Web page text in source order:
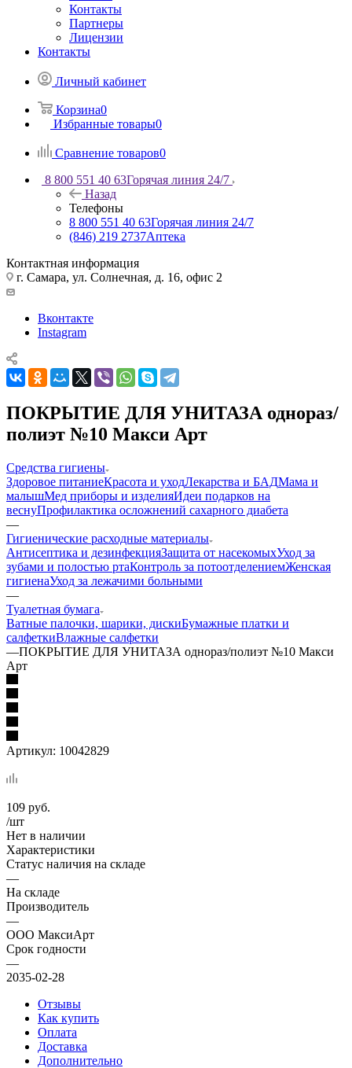
Контакты
Партнеры
Лицензии
Контакты
Личный кабинет
Корзина0
Избранные товары0
Сравнение товаров0
8 800 551 40 63Горячая линия 24/7
Назад
Телефоны
8 800 551 40 63Горячая линия 24/7
(846) 219 2737Аптека
Контактная информация
г. Самара, ул. Солнечная, д. 16, офис 2
Вконтакте
Instagram
ПОКРЫТИЕ ДЛЯ УНИТАЗА однораз/
полиэт №10 Макси Арт
Средства гигиены
Здоровое питаниеКрасота и уходЛекарства и БАДМама и
малышМед приборы и изделияИдеи подарков на
веснуПрофилактика осложнений сахарного диабета
—
Гигиенические расходные материалы
Антисептика и дезинфекцияЗащита от насекомыхУход за
зубами и полостью ртаКонтроль за потоотделениемЖенская
гигиенаУход за лежачими больными
—
Туалетная бумага
Ватные палочки, шарики, дискиБумажные платки и
салфеткиВлажные салфетки
—ПОКРЫТИЕ ДЛЯ УНИТАЗА однораз/полиэт №10 Макси
Арт
Артикул: 10042829
109 руб.
/шт
Нет в наличии
Характеристики
Статус наличия на складе
—
На складе
Производитель
—
ООО МаксиАрт
Срок годности
—
2035-02-28
Отзывы
Как купить
Оплата
Доставка
Дополнительно